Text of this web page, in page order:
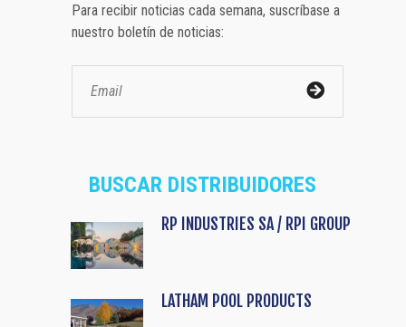
Para recibir noticias cada semana, suscríbase a
nuestro boletín de noticias:
BUSCAR DISTRIBUIDORES
RP INDUSTRIES SA / RPI GROUP
LATHAM POOL PRODUCTS